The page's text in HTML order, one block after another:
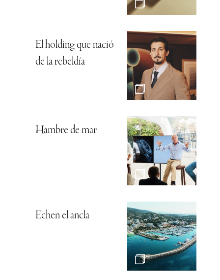
El holding que nació
de la rebeldía
Hambre de mar
Echen el ancla